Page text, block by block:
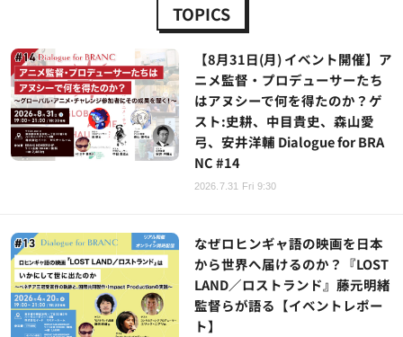
TOPICS
【8月31日(月) イベント開催】ア
ニメ監督・プロデューサーたち
はアヌシーで何を得たのか？ゲ
スト:史耕、中目貴史、森山愛
弓、安井洋輔 Dialogue for BRA
NC #14
2026.7.31 Fri 9:30
なぜロヒンギャ語の映画を日本
から世界へ届けるのか？『LOST
LAND／ロストランド』藤元明緒
監督らが語る【イベントレポー
ト】